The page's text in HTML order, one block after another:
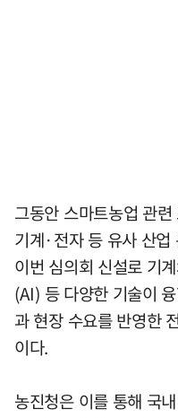
그동안 스마트농업 관
기계·전자 등 유사 산
이번 심의회 신설로 기
(AI) 등 다양한 기술이
과 현장 수요를 반영한
이다.
농진청은 이를 통해 국